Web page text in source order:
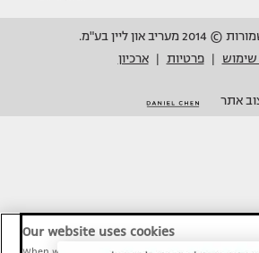
און ליין בע"מ.
שימוש
פרטיות ארכיון
אתר
Our website uses cookies